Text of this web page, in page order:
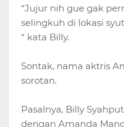
“Jujur nih gue gak
selingkuh di lokasi
“ kata Billy.
Sontak, nama aktris
sorotan.
Pasalnya, Billy
dengan Amanda